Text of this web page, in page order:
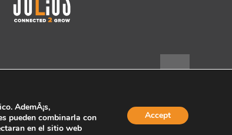
AdemÃ¡s,
pueden combinarla con
en el sitio web
Accept